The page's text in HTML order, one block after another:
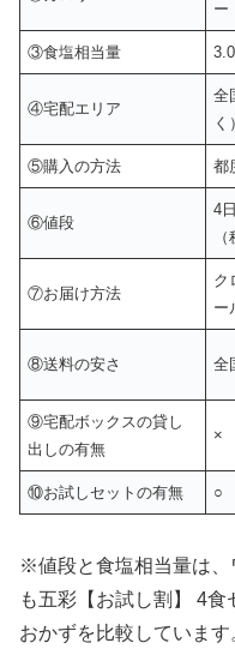
ー
③食塩相当量
④宅配エリア
全
く）
⑤購入の方法 都
⑥値段
4
⑦お届け方法
ク
ー
⑧送料の安さ 全
⑨宅配ボックスの貸し
出しの有無
×
⑩お試しセットの有無 ○
※値段と食塩相当量は、
も五彩【お試し割】 4
おかずを比較しています